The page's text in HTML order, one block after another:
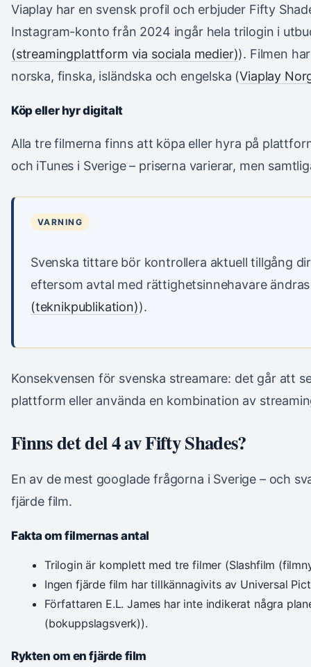
Viaplay har en svensk profil och erbjuder Fifty
Instagram-konto från 2024 ingår hela trilogin i
(streamingplattform via sociala medier)). Filmen
norska, finska, isländska och engelska (Viaplay
Köp eller hyr digitalt
Alla tre filmerna finns att köpa eller hyra på
och iTunes i Sverige – priserna varierar, men
VARNING
Svenska tittare bör kontrollera aktuell tillgång
eftersom avtal med rättighetsinnehavare
(teknikpublikation)).
Konsekvensen för svenska streamare: det går att
plattform eller använda en kombination av
Finns det del 4 av Fifty Shades?
En av de mest googlade frågorna i Sverige – och
fjärde film.
Fakta om filmernas antal
Trilogin är komplett med tre filmer (Slashfilm
Ingen fjärde film har tillkännagivits av Universal
Författaren E.L. James har inte indikerat några
(bokuppslagsverk)).
Rykten om en fjärde film